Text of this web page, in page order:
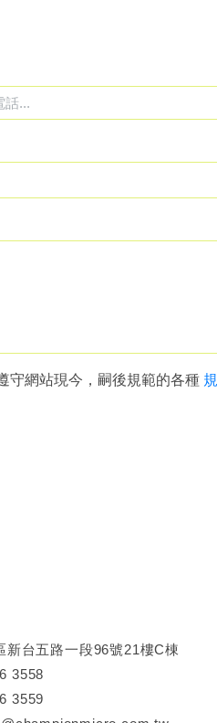
守網站現今，嗣後規範的各種
新台五路一段96號21樓C棟
3558
3559